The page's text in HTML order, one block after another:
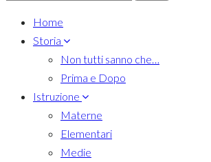
Home
Storia
Non tutti sanno che…
Prima e Dopo
Istruzione
Materne
Elementari
Medie